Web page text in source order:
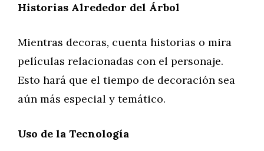
Historias Alrededor del Árbol
Mientras decoras, cuenta historias o mira
películas relacionadas con el personaje.
Esto hará que el tiempo de decoración sea
aún más especial y temático.
Uso de la Tecnología